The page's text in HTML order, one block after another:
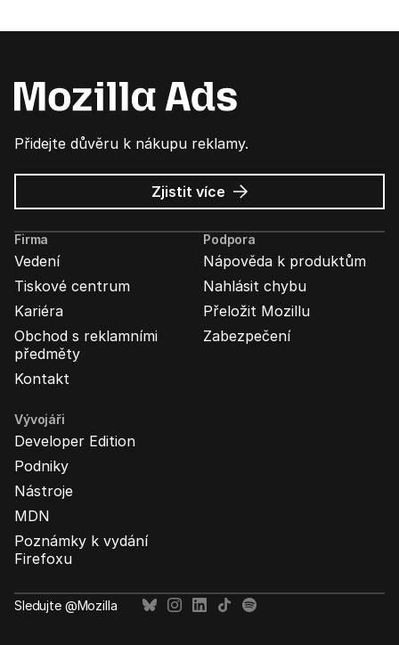
Přidejte důvěru k nákupu reklamy.
Zjistit více o
Mozilla
Ads
Firma
Vedení
Tiskové centrum
Kariéra
Obchod s reklamními
předměty
Kontakt
Podpora
Nápověda k produktům
Nahlásit chybu
Přeložit Mozillu
Zabezpečení
Vývojáři
Developer Edition
Podniky
Nástroje
MDN
Poznámky k vydání
Firefoxu
Sledujte @Mozilla